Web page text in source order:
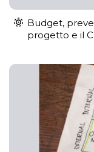
Budget,
progetto e il